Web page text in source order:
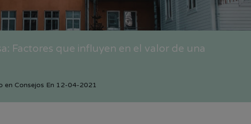
Factores que influyen en el valor de una
en Consejos En 12-04-2021